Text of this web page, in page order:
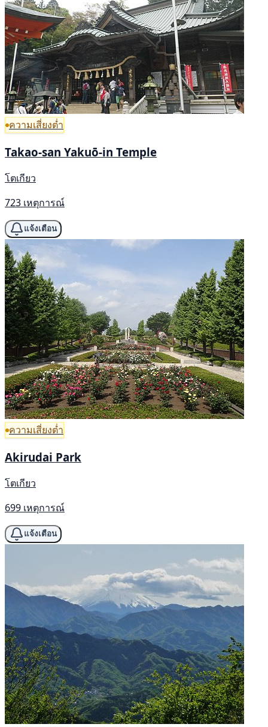
ความเสี่ยงต่ำ
Takao-san Yakuō-in Temple
โตเกียว
723 เหตุการณ์
แจ้งเตือน
ความเสี่ยงต่ำ
Akirudai Park
โตเกียว
699 เหตุการณ์
แจ้งเตือน